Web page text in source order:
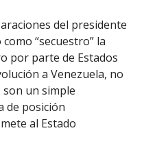
del presidente
“secuestro” la
por parte de Estados
a Venezuela, no
un simple
de posición
al Estado